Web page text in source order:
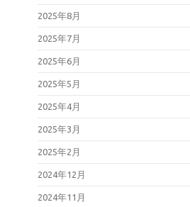
2025年8月
2025年7月
2025年6月
2025年5月
2025年4月
2025年3月
2025年2月
2024年12月
2024年11月